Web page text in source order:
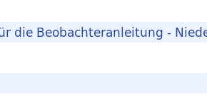
die Beobachteranleitung -